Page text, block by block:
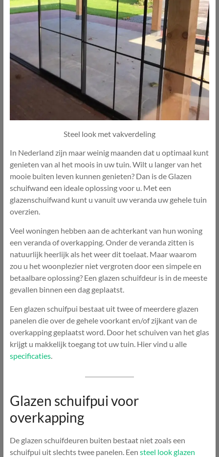
Steel look met vakverdeling
In Nederland zijn maar weinig maanden dat u optimaal kunt
genieten van al het moois in uw tuin. Wilt u langer van het
mooie buiten leven kunnen genieten? Dan is de Glazen
schuifwand een ideale oplossing voor u. Met een
glazenschuifwand kunt u vanuit uw veranda uw gehele tuin
overzien.
Veel woningen hebben aan de achterkant van hun woning
een veranda of overkapping. Onder de veranda zitten is
natuurlijk heerlijk als het weer dit toelaat. Maar waarom
zou u het woonplezier niet vergroten door een simpele en
betaalbare oplossing? Een glazen schuifdeur is in de meeste
gevallen binnen een dag geplaatst.
Een glazen schuifpui bestaat uit twee of meerdere glazen
panelen die over de gehele voorkant en/of zijkant van de
overkapping geplaatst word. Door het schuiven van het glas
krijgt u makkelijk toegang tot uw tuin. Hier vind u alle
specificaties.
Glazen schuifpui voor
overkapping
De glazen schuifdeuren buiten bestaat niet zoals een
schuifpui uit slechts twee panelen. Een steel look glazen